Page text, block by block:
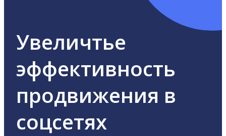
Увеличтье
эффективность
продвижения в
соцсетях